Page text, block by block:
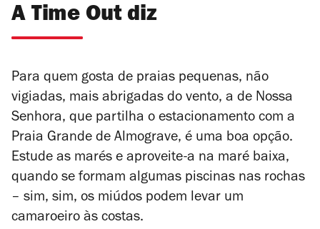
A Time Out diz
Para quem gosta de praias pequenas, não
vigiadas, mais abrigadas do vento, a de Nossa
Senhora, que partilha o estacionamento com a
Praia Grande de Almograve, é uma boa opção.
Estude as marés e aproveite-a na maré baixa,
quando se formam algumas piscinas nas rochas
– sim, sim, os miúdos podem levar um
camaroeiro às costas.